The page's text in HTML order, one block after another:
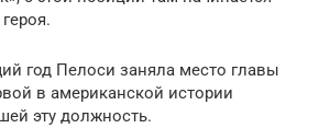
год Пелоси заняла место главы
в американской истории
эту должность.